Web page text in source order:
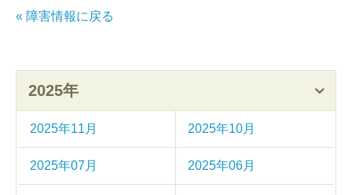
« 障害情報に戻る
2025年
2025年11月 2025年10月
2025年07月 2025年06月